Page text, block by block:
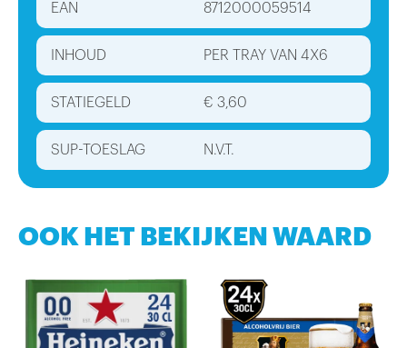
EAN 8712000059514
INHOUD PER TRAY VAN 4X6
STATIEGELD € 3,60
SUP-TOESLAG N.V.T.
OOK HET BEKIJKEN WAARD